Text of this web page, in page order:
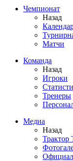
Чемпионат
Назад
Матчи
Команда
Назад
Игроки
Тренеры
Медиа
Назад
Трактор